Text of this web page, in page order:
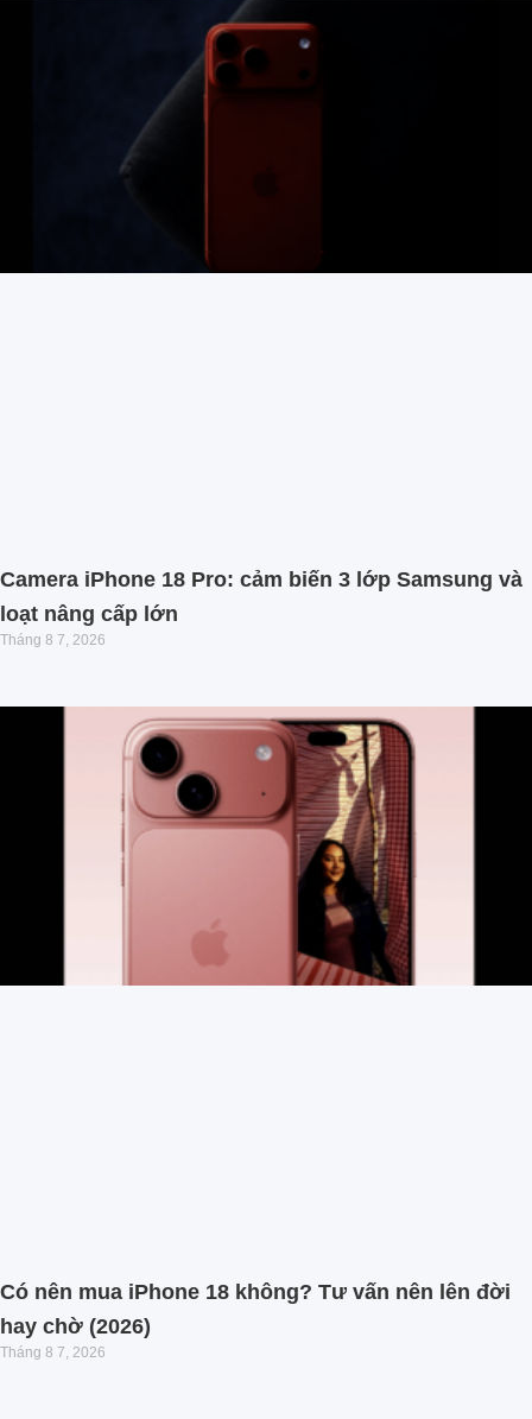
Camera iPhone 18 Pro: cảm biến 3 lớp Samsung và
loạt nâng cấp lớn
Tháng 8 7, 2026
Có nên mua iPhone 18 không? Tư vấn nên lên đời
hay chờ (2026)
Tháng 8 7, 2026